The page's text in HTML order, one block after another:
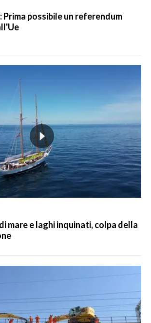
Prima possibile un referendum
mare e laghi inquinati, colpa della